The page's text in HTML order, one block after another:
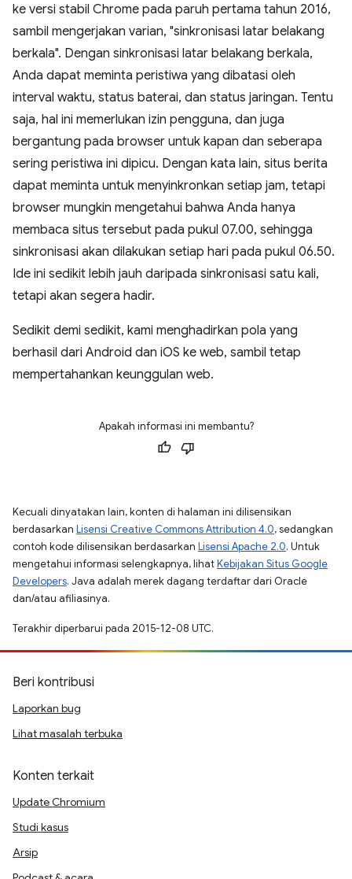
ke versi stabil Chrome pada paruh pertama tahun 2016,
sambil mengerjakan varian, "sinkronisasi latar belakang
berkala". Dengan sinkronisasi latar belakang berkala,
Anda dapat meminta peristiwa yang dibatasi oleh
interval waktu, status baterai, dan status jaringan. Tentu
saja, hal ini memerlukan izin pengguna, dan juga
bergantung pada browser untuk kapan dan seberapa
sering peristiwa ini dipicu. Dengan kata lain, situs berita
dapat meminta untuk menyinkronkan setiap jam, tetapi
browser mungkin mengetahui bahwa Anda hanya
membaca situs tersebut pada pukul 07.00, sehingga
sinkronisasi akan dilakukan setiap hari pada pukul 06.50.
Ide ini sedikit lebih jauh daripada sinkronisasi satu kali,
tetapi akan segera hadir.
Sedikit demi sedikit, kami menghadirkan pola yang
berhasil dari Android dan iOS ke web, sambil tetap
mempertahankan keunggulan web.
Apakah informasi ini membantu?
Kecuali dinyatakan lain, konten di halaman ini dilisensikan
berdasarkan Lisensi Creative Commons Attribution 4.0, sedangkan
contoh kode dilisensikan berdasarkan Lisensi Apache 2.0. Untuk
mengetahui informasi selengkapnya, lihatKebijakan Situs Google
Developers. Java adalah merek dagang terdaftar dari Oracle
dan/atau afiliasinya.
Terakhir diperbarui pada 2015-12-08 UTC.
Beri kontribusi
Laporkan bug
Lihat masalah terbuka
Konten terkait
Update Chromium
Studi kasus
Arsip